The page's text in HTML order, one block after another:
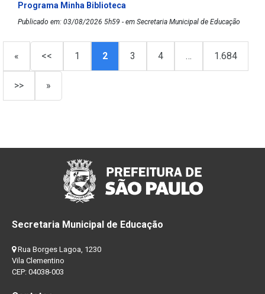
Programa Minha Biblioteca
Publicado em: 03/08/2026 5h59 - em Secretaria Municipal de Educação
« << 1 2 3 4 … 1.684
>> »
Secretaria Municipal de Educação
Rua Borges Lagoa, 1230
Vila Clementino
CEP: 04038-003